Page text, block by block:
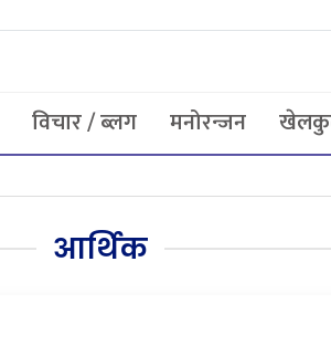
विचार / ब्लग मनोरन्जन
आर्थिक